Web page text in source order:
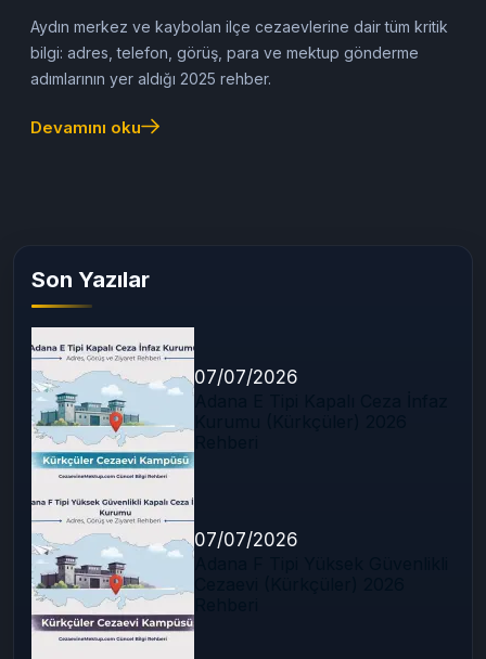
Aydın merkez ve kaybolan ilçe cezaevlerine dair tüm kritik
bilgi: adres, telefon, görüş, para ve mektup gönderme
adımlarının yer aldığı 2025 rehber.
Devamını oku
Son Yazılar
07/07/2026
07/07/2026